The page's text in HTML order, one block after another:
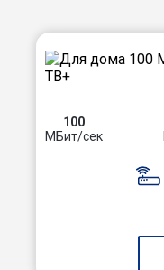
100
МБит/сек